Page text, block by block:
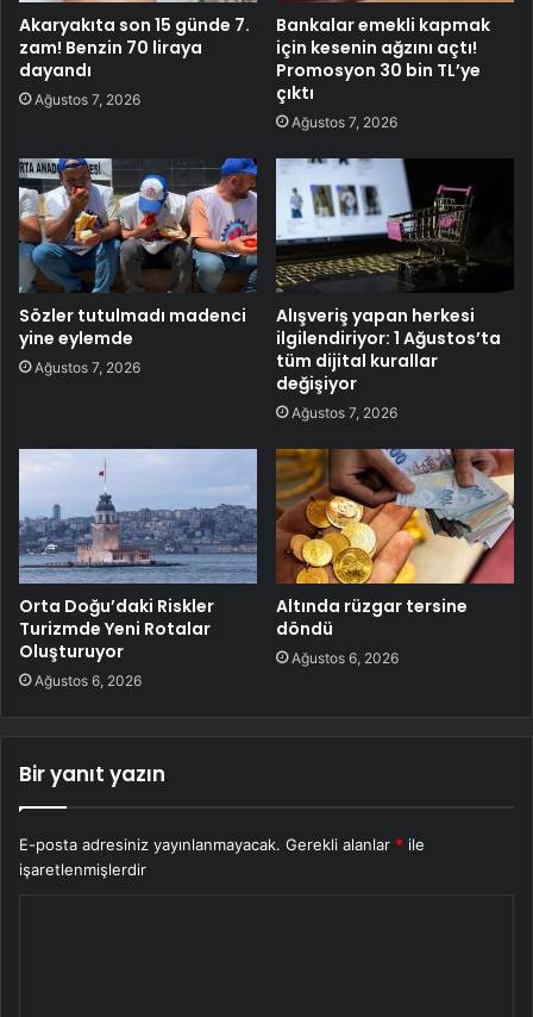
Akaryakıta son 15 günde 7.
zam! Benzin 70 liraya
dayandı
Ağustos 7, 2026
Bankalar emekli kapmak
için kesenin ağzını açtı!
Promosyon 30 bin TL’ye
çıktı
Ağustos 7, 2026
Sözler tutulmadı madenci
yine eylemde
Ağustos 7, 2026
Alışveriş yapan herkesi
ilgilendiriyor: 1 Ağustos’ta
tüm dijital kurallar
değişiyor
Ağustos 7, 2026
Orta Doğu’daki Riskler
Turizmde Yeni Rotalar
Oluşturuyor
Ağustos 6, 2026
Altında rüzgar tersine
döndü
Ağustos 6, 2026
Bir yanıt yazın
E-posta adresiniz yayınlanmayacak. Gerekli alanlar * ile
işaretlenmişlerdir